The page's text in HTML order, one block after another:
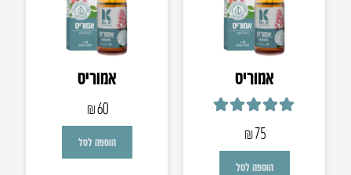
אמוריס
₪75
הוספה לסל
אמוריס
₪60
הוספה לסל